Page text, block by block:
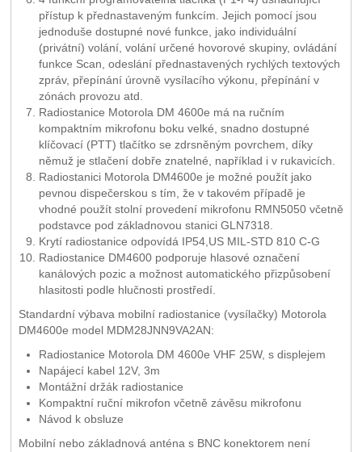
přístup k přednastaveným funkcím. Jejich pomocí jsou
jednoduše dostupné nové funkce, jako individuální
(privátní) volání, volání určené hovorové skupiny, ovládání
funkce Scan, odeslání přednastavených rychlých textových
zpráv, přepínání úrovně vysílacího výkonu, přepínání v
zónách provozu atd.
Radiostanice Motorola DM 4600e má na ručním
kompaktním mikrofonu boku velké, snadno dostupné
klíčovací (PTT) tlačítko se zdrsněným povrchem, díky
němuž je stlačení dobře znatelné, například i v rukavicích.
Radiostanici Motorola DM4600e je možné použít jako
pevnou dispečerskou s tím, že v takovém případě je
vhodné použít stolní provedení mikrofonu RMN5050 včetně
podstavce pod základnovou stanici GLN7318.
Krytí radiostanice odpovídá IP54,US MIL-STD 810 C-G
Radiostanice DM4600 podporuje hlasové označení
kanálových pozic a možnost automatického přizpůsobení
hlasitosti podle hlučnosti prostředí.
Standardní výbava mobilní radiostanice (vysílačky) Motorola
DM4600e model MDM28JNN9VA2AN:
Radiostanice Motorola DM 4600e VHF 25W, s displejem
Napájecí kabel 12V, 3m
Montážní držák radiostanice
Kompaktní ruční mikrofon včetně závěsu mikrofonu
Návod k obsluze
Mobilní nebo základnová anténa s BNC konektorem není